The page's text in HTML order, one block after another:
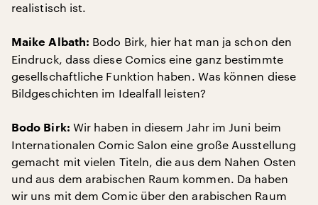
realistisch ist.
Maike Albath: Bodo Birk, hier hat man ja schon den
Eindruck, dass diese Comics eine ganz bestimmte
gesellschaftliche Funktion haben. Was können diese
Bildgeschichten im Idealfall leisten?
Bodo Birk: Wir haben in diesem Jahr im Juni beim
Internationalen Comic Salon eine große Ausstellung
gemacht mit vielen Titeln, die aus dem Nahen Osten
und aus dem arabischen Raum kommen. Da haben
wir uns mit dem Comic über den arabischen Raum